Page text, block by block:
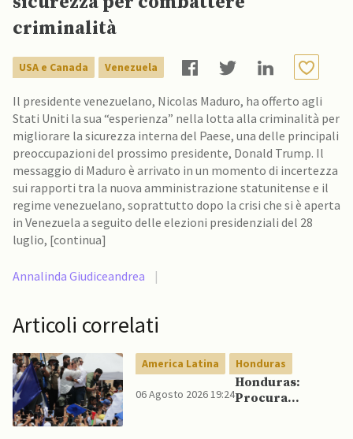
criminalità
USA e Canada Venezuela
Il presidente venezuelano, Nicolas Maduro, ha offerto agli
Stati Uniti la sua “esperienza” nella lotta alla criminalità per
migliorare la sicurezza interna del Paese, una delle principali
preoccupazioni del prossimo presidente, Donald Trump. Il
messaggio di Maduro è arrivato in un momento di incertezza
sui rapporti tra la nuova amministrazione statunitense e il
regime venezuelano, soprattutto dopo la crisi che si è aperta
in Venezuela a seguito delle elezioni presidenziali del 28
luglio, [continua]
Annalinda Giudiceandrea |
Articoli correlati
America Latina Honduras
06 Agosto 2026 19:24
Honduras:
Procura